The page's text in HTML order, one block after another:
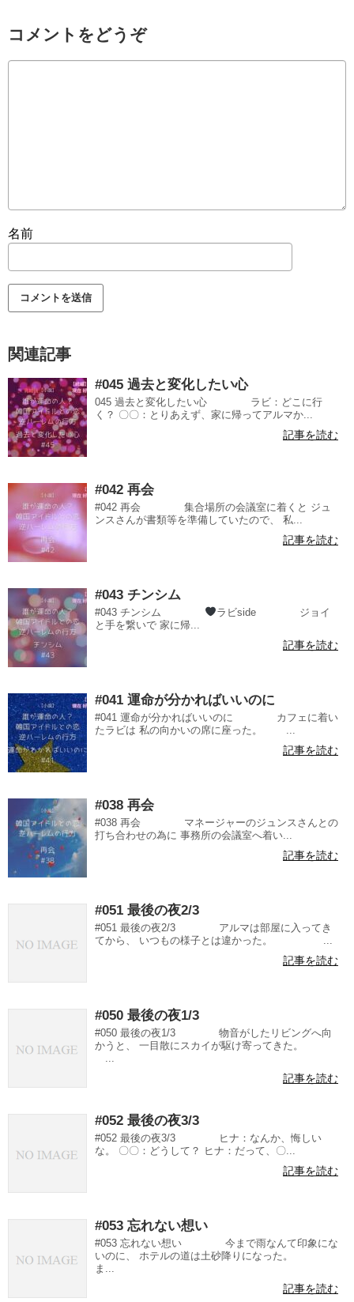
コメントをどうぞ
名前
関連記事
#045 過去と変化したい心
045 過去と変化したい心 ラビ：どこに行
く？ 〇〇：とりあえず、家に帰ってアルマか...
記事を読む
#042 再会
#042 再会 集合場所の会議室に着くと ジュ
ンスさんが書類等を準備していたので、 私...
記事を読む
#043 チンシム
#043 チンシム
ラビside ジョイ
と手を繋いで 家に帰...
記事を読む
#041 運命が分かればいいのに
#041 運命が分かればいいのに カフェに着い
たラビは 私の向かいの席に座った。 ...
記事を読む
#038 再会
#038 再会 マネージャーのジュンスさんとの
打ち合わせの為に 事務所の会議室へ着い...
記事を読む
#051 最後の夜2/3
#051 最後の夜2/3 アルマは部屋に入ってき
てから、 いつもの様子とは違かった。 ...
記事を読む
#050 最後の夜1/3
#050 最後の夜1/3 物音がしたリビングへ向
かうと、 一目散にスカイが駆け寄ってきた。
...
記事を読む
#052 最後の夜3/3
#052 最後の夜3/3 ヒナ：なんか、悔しい
な。 〇〇：どうして？ ヒナ：だって、〇...
記事を読む
#053 忘れない想い
#053 忘れない想い 今まで雨なんて印象にな
いのに、 ホテルの道は土砂降りになった。
ま...
記事を読む